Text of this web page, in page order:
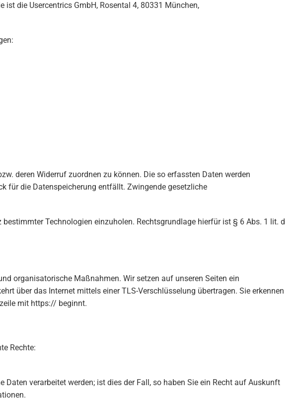
die Usercentrics GmbH, Rosental 4, 80331 München,
deren Widerruf zuordnen zu können. Die so erfassten Daten werden
für die Datenspeicherung entfällt. Zwingende gesetzliche
Technologien einzuholen. Rechtsgrundlage hierfür ist § 6 Abs. 1 lit. d
organisatorische Maßnahmen. Wir setzen auf unseren Seiten ein
über das Internet mittels einer TLS-Verschlüsselung übertragen. Sie erkennen
mit https:// beginnt.
Rechte:
verarbeitet werden; ist dies der Fall, so haben Sie ein Recht auf Auskunft